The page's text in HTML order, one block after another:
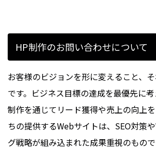
HP制作のお問い合わせについて
お客様のビジョンを形に変えること、
です。ビジネス目標の達成を最優先に
制作を通じてリード獲得や売上の向上
ちの提供するWebサイトは、SEO対策
グ戦略が組み込まれた成果重視のもの